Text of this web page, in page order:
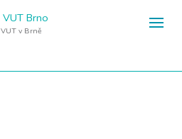
Brno
v Brně